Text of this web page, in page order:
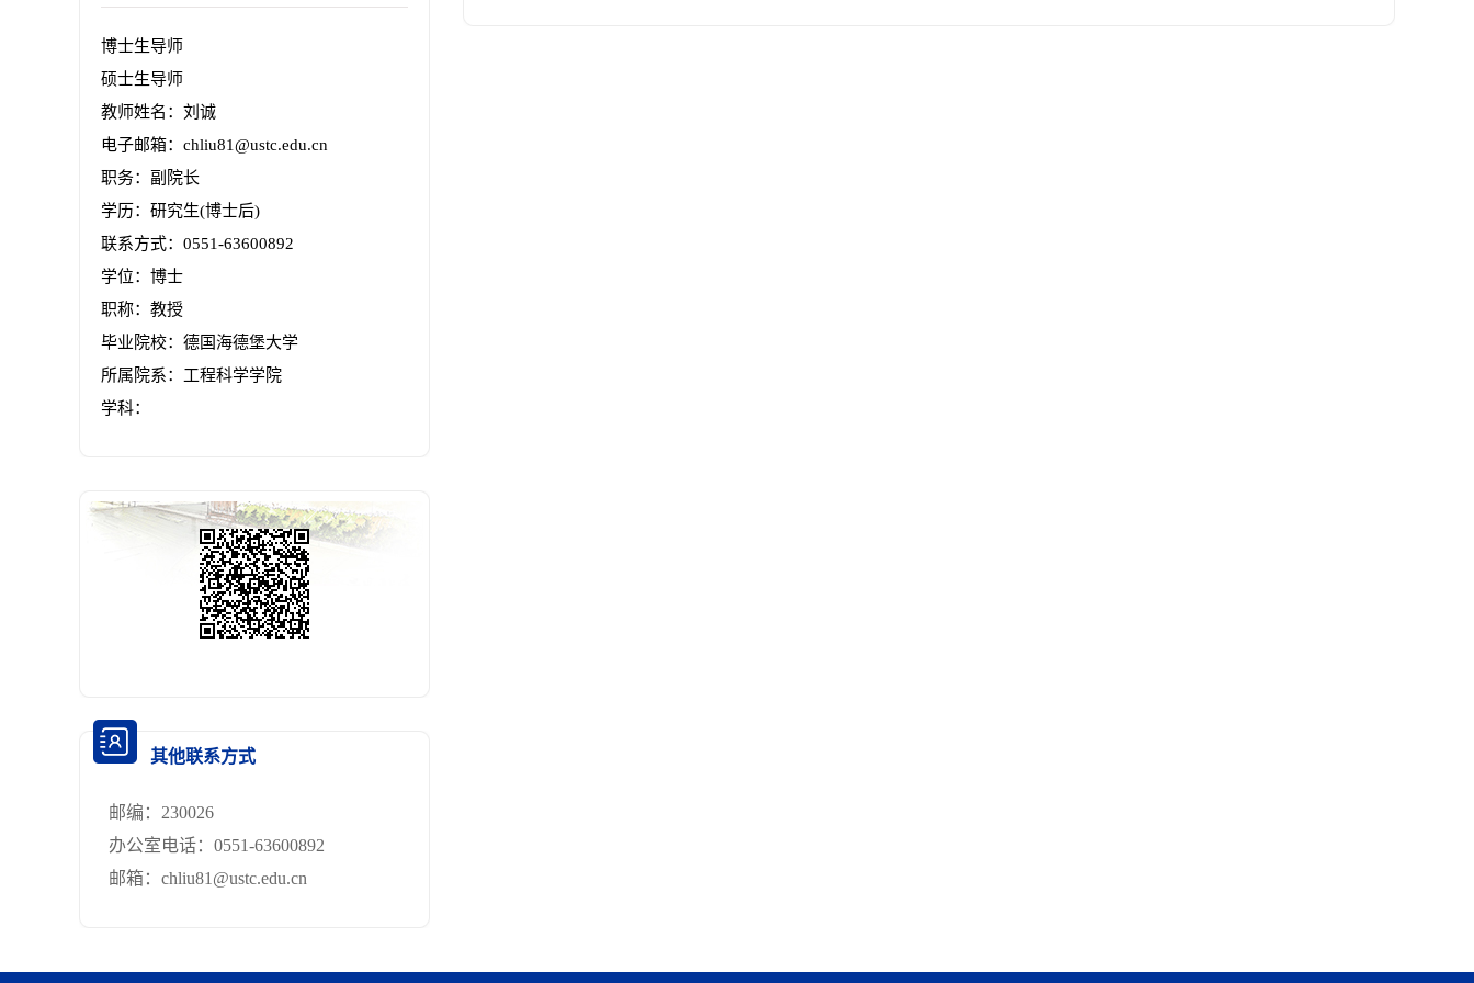
博士生导师
硕士生导师
教师姓名：刘诚
电子邮箱： chliu81@ustc.edu.cn
职务：副院长
学历：研究生(博士后)
联系方式：0551-63600892
学位：博士
职称：教授
毕业院校：德国海德堡大学
所属院系：工程科学学院
学科：
其他联系方式
邮编： 230026
办公室电话： 0551-63600892
邮箱： chliu81@ustc.edu.cn